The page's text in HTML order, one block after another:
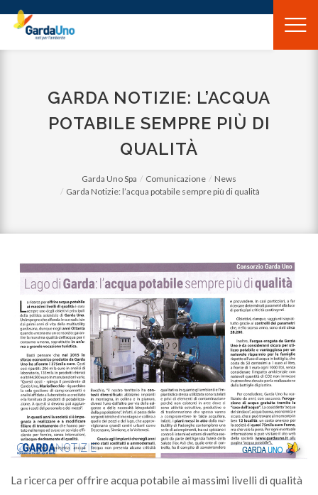
Gardauno
Spa
GARDA NOTIZIE: L’ACQUA
POTABILE SEMPRE PIÙ DI
QUALITÀ
Garda Uno Spa Comunicazione
News
Garda Notizie: l’acqua potabile sempre più di qualità
La ricerca per offrire acqua potabile ai massimi livelli di qualità